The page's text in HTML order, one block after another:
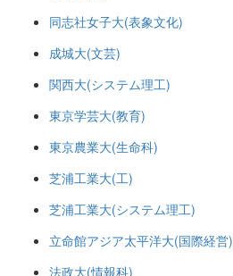
同志社女子大(表象文化)
成城大(文芸)
関西大(システム理工)
東京学芸大(教育)
東京農業大(生命科)
芝浦工業大(工)
芝浦工業大(システム理工)
立命館アジア太平洋大(国際経営)
法政大(情報科)